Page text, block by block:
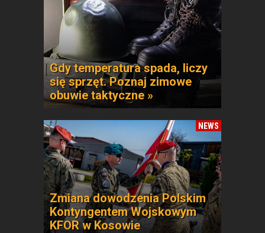
Gdy temperatura spada, liczy
się sprzęt. Poznaj zimowe
obuwie taktyczne »
NEWS
Zmiana dowodzenia Polskim
Kontyngentem Wojskowym
KFOR w Kosowie